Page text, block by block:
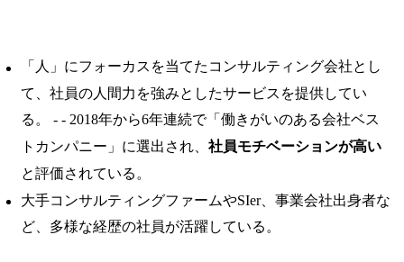
「人」にフォーカスを当てたコンサルティング会社とし
て、社員の人間力を強みとしたサービスを提供してい
る。 ​- - 2018年から6年連続で「働きがいのある会社ベス
トカンパニー」に選出され、 社員モチベーションが高い
と評価されている。 ​
大手コンサルティングファームやSIer、事業会社出身者な
ど、多様な経歴の社員が活躍している。